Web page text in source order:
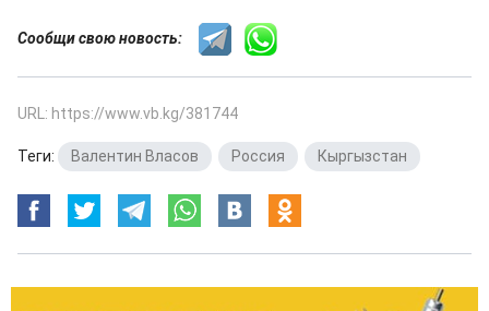
Сообщи свою новость:
URL: https://www.vb.kg/381744
Теги: Валентин Власов Россия Кыргызстан